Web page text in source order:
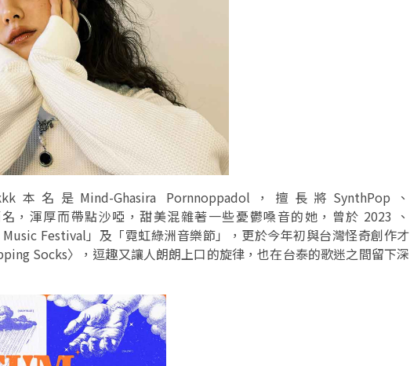
本名是Mind-Ghasira Pornnoppadol，擅長將SynthPop、
，渾厚而帶點沙啞，甜美混雜著一些憂鬱嗓音的她，曾於 2023 、
Festival」及「霓虹綠洲音樂節」，更於今年初與台灣怪奇創作才
Socks〉，逗趣又讓人朗朗上口的旋律，也在台泰的歌迷之間留下深